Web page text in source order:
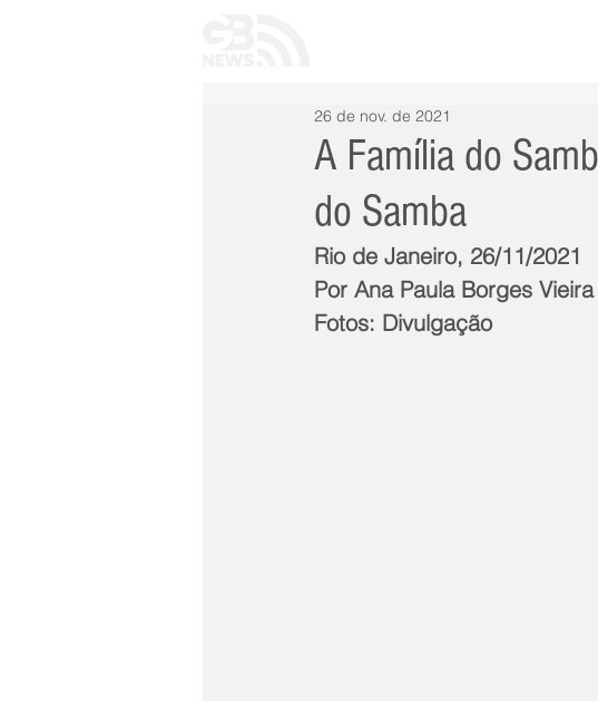
A Família do
do Samba
26 de nov. de 2021
Rio de Janeiro, 26/11/2021
Por Ana Paula Borges Vieira
Fotos: Divulgação